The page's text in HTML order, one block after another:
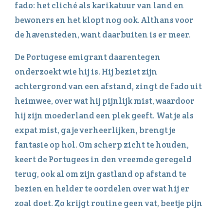
fado: het cliché als karikatuur van land en
bewoners en het klopt nog ook. Althans voor
de havensteden, want daarbuiten is er meer.
De Portugese emigrant daarentegen
onderzoekt wie hij is. Hij beziet zijn
achtergrond van een afstand, zingt de fado uit
heimwee, over wat hij pijnlijk mist, waardoor
hij zijn moederland een plek geeft. Wat je als
expat mist, ga je verheerlijken, brengt je
fantasie op hol. Om scherp zicht te houden,
keert de Portugees in den vreemde geregeld
terug, ook al om zijn gastland op afstand te
bezien en helder te oordelen over wat hij er
zoal doet. Zo krijgt routine geen vat, beetje pijn